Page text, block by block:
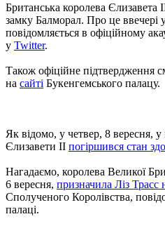
Британська королева Єлизавета
замку Балморал. Про це ввечері
повідомляється в офіційному
у Twitter.
Також офіційне підтвердження
на сайті Букенгемського палацу.
Як відомо, у четвер, 8 вересня, у
Єлизавети ІІ погіршився стан
Нагадаємо, королева Великої
6 вересня, призначила Ліз Трасс
Сполученого Королівства,
палаці.